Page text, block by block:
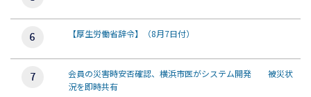
【厚生労働省辞令】（8月7日付）
会員の災害時安否確認、横浜市医がシステム開発 被災状
況を即時共有